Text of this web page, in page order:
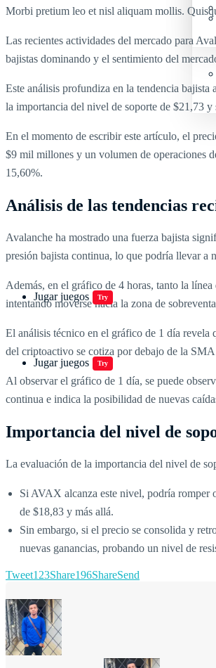
Jugar juegos Try
Jugar juegos Try
Morbi pretium leo et nisl aliquam mollis.
Las recientes actividades del mercado para
bajistas dominando y el sentimiento del
Este análisis profundiza en la tendencia
la importancia del nivel de soporte de $21,73
En el momento de escribir este artículo, el
$9 mil millones y un volumen de operaciones
15,60%.
Análisis de las tendencias
Avalanche ha mostrado una fuerza bajista
presión bajista continua, lo que podría llevar a
Además, en el gráfico de 4 horas, tanto la
intentando moverse hacia la zona de
El análisis técnico en el gráfico de 1 día
del criptoactivo se cotiza por debajo de la
Al observar el gráfico de 1 día, se puede
continua e indica la posibilidad de nuevas
Importancia del nivel de
La evaluación de la importancia del nivel de
Si AVAX alcanza este nivel, podría romper
de $18,83 y más allá.
Sin embargo, si el precio se consolida y
nuevas ganancias, probando un nivel de
Tweet123Share196ShareSend